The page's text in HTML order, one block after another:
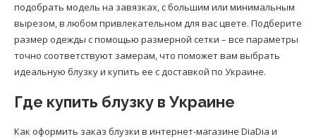
подобрать модель на завязках, с большим или минимальным
вырезом, в любом привлекательном для вас цвете. Подберите
размер одежды с помощью размерной сетки – все параметры
точно соответствуют замерам, что поможет вам выбрать
идеальную блузку и купить ее с доставкой по Украине.
Где купить блузку в Украине
Как оформить заказ блузки в интернет-магазине DiaDia и